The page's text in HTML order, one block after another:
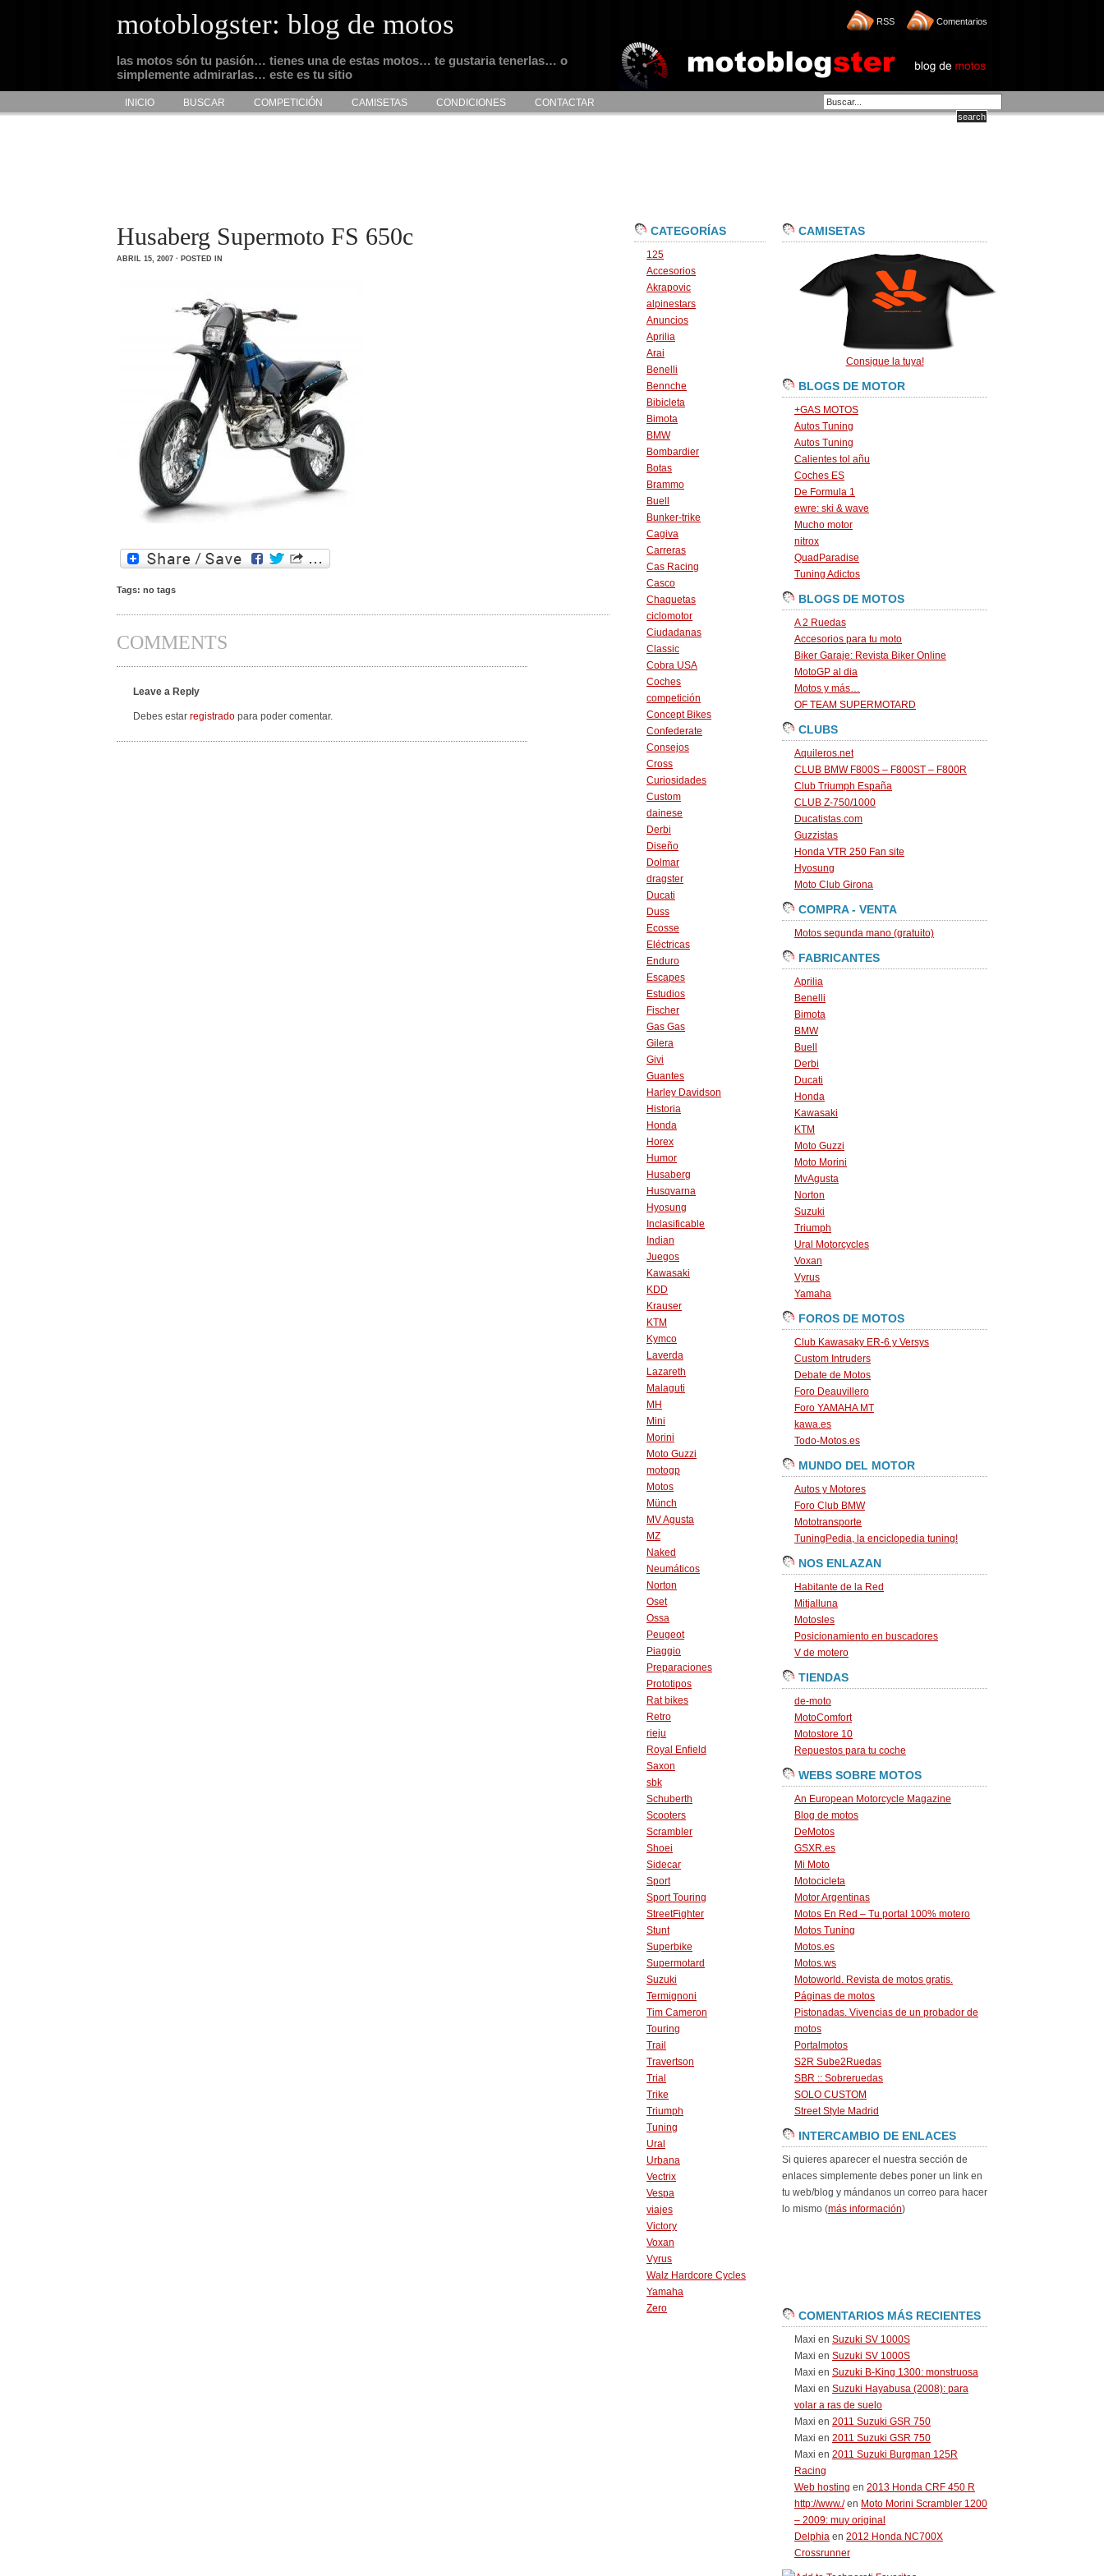
motoblogster: blog de motos
las motos són tu pasión… tienes una de estas motos… te gustaria tenerlas… o
simplemente admirarlas… este es tu sitio
RSS Comentarios
INICIO BUSCAR COMPETICIÓN CAMISETAS CONDICIONES CONTACTAR
Husaberg Supermoto FS 650c
ABRIL 15, 2007 · POSTED IN
Tags: no tags
COMMENTS
Leave a Reply
Debes estar registrado para poder comentar.
CATEGORÍAS
125
Accesorios
Akrapovic
alpinestars
Anuncios
Aprilia
Arai
Benelli
Bennche
Bibicleta
Bimota
BMW
Bombardier
Botas
Brammo
Buell
Bunker-trike
Cagiva
Carreras
Cas Racing
Casco
Chaquetas
ciclomotor
Ciudadanas
Classic
Cobra USA
Coches
competición
Concept Bikes
Confederate
Consejos
Cross
Curiosidades
Custom
dainese
Derbi
Diseño
Dolmar
dragster
Ducati
Duss
Ecosse
Eléctricas
Enduro
Escapes
Estudios
Fischer
Gas Gas
Gilera
Givi
Guantes
Harley Davidson
Historia
Honda
Horex
Humor
Husaberg
Husqvarna
Hyosung
Inclasificable
Indian
Juegos
Kawasaki
KDD
Krauser
KTM
Kymco
Laverda
Lazareth
Malaguti
MH
Mini
Morini
Moto Guzzi
motogp
Motos
Münch
MV Agusta
MZ
Naked
Neumáticos
Norton
Oset
Ossa
Peugeot
Piaggio
Preparaciones
Prototipos
Rat bikes
Retro
rieju
Royal Enfield
Saxon
sbk
Schuberth
Scooters
Scrambler
Shoei
Sidecar
Sport
Sport Touring
StreetFighter
Stunt
Superbike
Supermotard
Suzuki
Termignoni
Tim Cameron
Touring
Trail
Travertson
Trial
Trike
Triumph
Tuning
Ural
Urbana
Vectrix
Vespa
viajes
Victory
Voxan
Vyrus
Walz Hardcore Cycles
Yamaha
Zero
CAMISETAS
Consigue la tuya!
BLOGS DE MOTOR
+GAS MOTOS
Autos Tuning
Autos Tuning
Calientes tol añu
Coches ES
De Formula 1
ewre: ski & wave
Mucho motor
nitrox
QuadParadise
Tuning Adictos
BLOGS DE MOTOS
A 2 Ruedas
Accesorios para tu moto
Biker Garaje: Revista Biker Online
MotoGP al dia
Motos y más…
OF TEAM SUPERMOTARD
CLUBS
Aquileros.net
CLUB BMW F800S – F800ST – F800R
Club Triumph España
CLUB Z-750/1000
Ducatistas.com
Guzzistas
Honda VTR 250 Fan site
Hyosung
Moto Club Girona
COMPRA - VENTA
Motos segunda mano (gratuito)
FABRICANTES
Aprilia
Benelli
Bimota
BMW
Buell
Derbi
Ducati
Honda
Kawasaki
KTM
Moto Guzzi
Moto Morini
MvAgusta
Norton
Suzuki
Triumph
Ural Motorcycles
Voxan
Vyrus
Yamaha
FOROS DE MOTOS
Club Kawasaky ER-6 y Versys
Custom Intruders
Debate de Motos
Foro Deauvillero
Foro YAMAHA MT
kawa.es
Todo-Motos.es
MUNDO DEL MOTOR
Autos y Motores
Foro Club BMW
Mototransporte
TuningPedia, la enciclopedia tuning!
NOS ENLAZAN
Habitante de la Red
Mitjalluna
Motosles
Posicionamiento en buscadores
V de motero
TIENDAS
de-moto
MotoComfort
Motostore 10
Repuestos para tu coche
WEBS SOBRE MOTOS
An European Motorcycle Magazine
Blog de motos
DeMotos
GSXR.es
Mi Moto
Motocicleta
Motor Argentinas
Motos En Red – Tu portal 100% motero
Motos Tuning
Motos.es
Motos.ws
Motoworld. Revista de motos gratis.
Páginas de motos
Pistonadas. Vivencias de un probador de
motos
Portalmotos
S2R Sube2Ruedas
SBR :: Sobreruedas
SOLO CUSTOM
Street Style Madrid
INTERCAMBIO DE ENLACES
Si quieres aparecer el nuestra sección de
enlaces simplemente debes poner un link en
tu web/blog y mándanos un correo para hacer
lo mismo (más información)
COMENTARIOS MÁS RECIENTES
Maxi en Suzuki SV 1000S
Maxi en Suzuki SV 1000S
Maxi en Suzuki B-King 1300: monstruosa
Maxi en Suzuki Hayabusa (2008): para
volar a ras de suelo
Maxi en 2011 Suzuki GSR 750
Maxi en 2011 Suzuki GSR 750
Maxi en 2011 Suzuki Burgman 125R
Racing
Web hosting en 2013 Honda CRF 450 R
http://www./en Moto Morini Scrambler 1200
– 2009: muy original
Delphia en 2012 Honda NC700X
Crossrunner